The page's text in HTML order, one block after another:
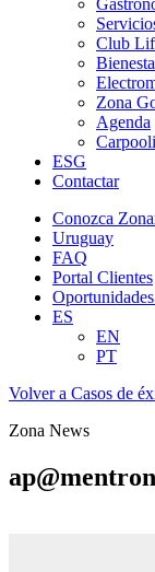
Club
Zona
Agenda
ESG
Contactar
Conozca
Uruguay
FAQ
Portal Clientes
ES
EN
PT
Volver a Casos de
Zona News